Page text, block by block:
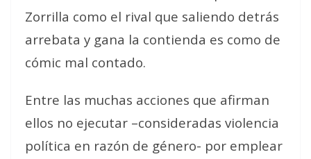
Zorrilla como el rival que saliendo detrás
arrebata y gana la contienda es como de
cómic mal contado.
Entre las muchas acciones que afirman
ellos no ejecutar –consideradas violencia
política en razón de género- por emplear